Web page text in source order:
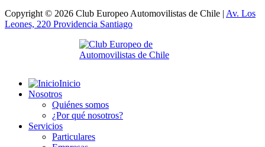
Copyright © 2026 Club Europeo Automovilistas de Chile | Av. Los
Leones, 220 Providencia Santiago
Inicio
Nosotros
Quiénes somos
¿Por qué nosotros?
Servicios
Particulares